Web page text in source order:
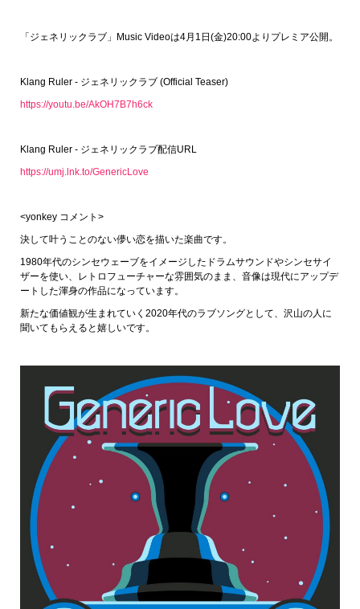
「ジェネリックラブ」Music Videoは4月1日(金)20:00よりプレミア公開。
Klang Ruler - ジェネリックラブ (Official Teaser)
https://youtu.be/AkOH7B7h6ck
Klang Ruler - ジェネリックラブ配信URL
https://umj.lnk.to/GenericLove
<yonkey コメント>
決して叶うことのない儚い恋を描いた楽曲です。
1980年代のシンセウェーブをイメージしたドラムサウンドやシンセサイ
ザーを使い、レトロフューチャーな雰囲気のまま、音像は現代にアップデ
ートした渾身の作品になっています。
新たな価値観が生まれていく2020年代のラブソングとして、沢山の人に
聞いてもらえると嬉しいです。